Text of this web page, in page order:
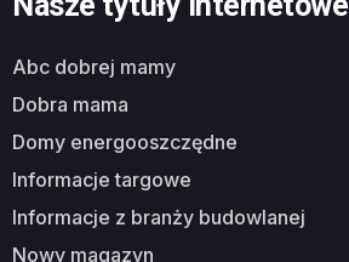
abc dobrej mamy
dobra mama
domy energooszczędne
informacje targowe
informacje z branży budowlanej
nowy magazyn